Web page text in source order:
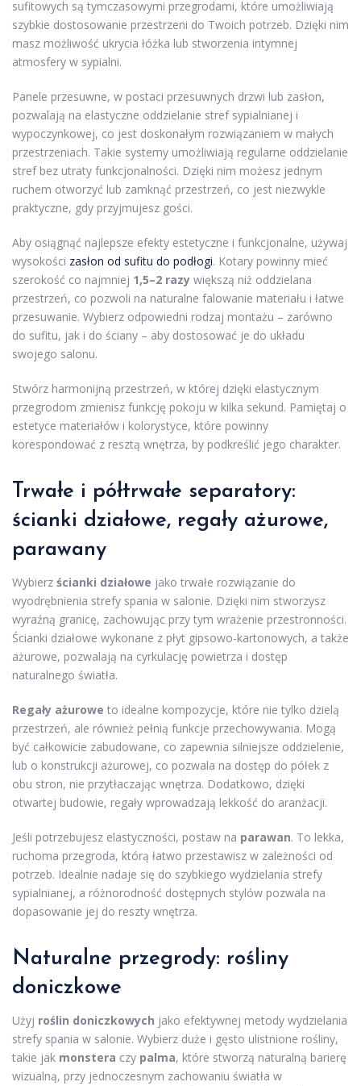
sufitowych są tymczasowymi przegrodami, które umożliwiają
szybkie dostosowanie przestrzeni do Twoich potrzeb. Dzięki nim
masz możliwość ukrycia łóżka lub stworzenia intymnej
atmosfery w sypialni.
Panele przesuwne, w postaci przesuwnych drzwi lub zasłon,
pozwalają na elastyczne oddzielanie stref sypialnianej i
wypoczynkowej, co jest doskonałym rozwiązaniem w małych
przestrzeniach. Takie systemy umożliwiają regularne oddzielanie
stref bez utraty funkcjonalności. Dzięki nim możesz jednym
ruchem otworzyć lub zamknąć przestrzeń, co jest niezwykle
praktyczne, gdy przyjmujesz gości.
Aby osiągnąć najlepsze efekty estetyczne i funkcjonalne, używaj
wysokości zasłon od sufitu do podłogi. Kotary powinny mieć
szerokość co najmniej 1,5–2 razy większą niż oddzielana
przestrzeń, co pozwoli na naturalne falowanie materiału i łatwe
przesuwanie. Wybierz odpowiedni rodzaj montażu – zarówno
do sufitu, jak i do ściany – aby dostosować je do układu
swojego salonu.
Stwórz harmonijną przestrzeń, w której dzięki elastycznym
przegrodom zmienisz funkcję pokoju w kilka sekund. Pamiętaj o
estetyce materiałów i kolorystyce, które powinny
korespondować z resztą wnętrza, by podkreślić jego charakter.
Trwałe i półtrwałe separatory:
ścianki działowe, regały ażurowe,
parawany
Wybierz ścianki działowe jako trwałe rozwiązanie do
wyodrębnienia strefy spania w salonie. Dzięki nim stworzysz
wyraźną granicę, zachowując przy tym wrażenie przestronności.
Ścianki działowe wykonane z płyt gipsowo-kartonowych, a także
ażurowe, pozwalają na cyrkulację powietrza i dostęp
naturalnego światła.
Regały ażurowe to idealne kompozycje, które nie tylko dzielą
przestrzeń, ale również pełnią funkcje przechowywania. Mogą
być całkowicie zabudowane, co zapewnia silniejsze oddzielenie,
lub o konstrukcji ażurowej, co pozwala na dostęp do półek z
obu stron, nie przytłaczając wnętrza. Dodatkowo, dzięki
otwartej budowie, regały wprowadzają lekkość do aranżacji.
Jeśli potrzebujesz elastyczności, postaw na parawan. To lekka,
ruchoma przegroda, którą łatwo przestawisz w zależności od
potrzeb. Idealnie nadaje się do szybkiego wydzielania strefy
sypialnianej, a różnorodność dostępnych stylów pozwala na
dopasowanie jej do reszty wnętrza.
Naturalne przegrody: rośliny
doniczkowe
Użyj roślin doniczkowych jako efektywnej metody wydzielania
strefy spania w salonie. Wybierz duże i gęsto ulistnione rośliny,
takie jak monstera czy palma, które stworzą naturalną barierę
wizualną, przy jednoczesnym zachowaniu światła w